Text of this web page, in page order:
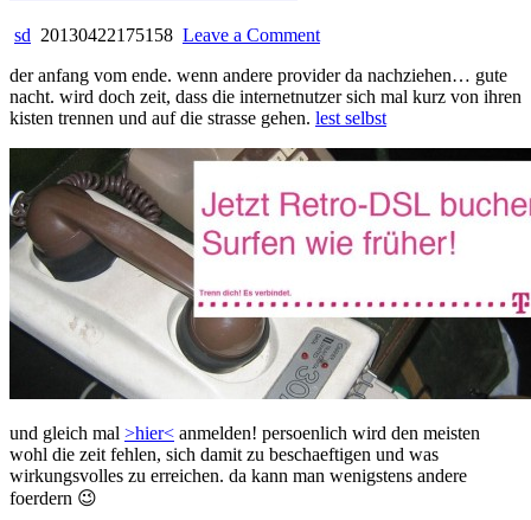
sd 20130422175158 Leave a Commenton
nun
auch
mit
flatrate
der anfang vom ende. wenn andere provider da nachziehen… gute
nacht. wird doch zeit, dass die internetnutzer sich mal kurz von ihren
kisten trennen und auf die strasse gehen. lest selbst
und gleich mal >hier< anmelden! persoenlich wird den meisten
wohl die zeit fehlen, sich damit zu beschaeftigen und was
wirkungsvolles zu erreichen. da kann man wenigstens andere
foerdern 😉